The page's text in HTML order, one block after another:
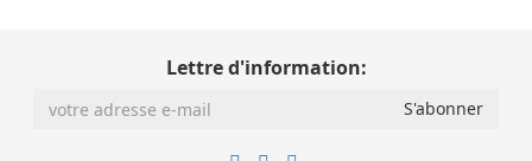
Lettre d'information: